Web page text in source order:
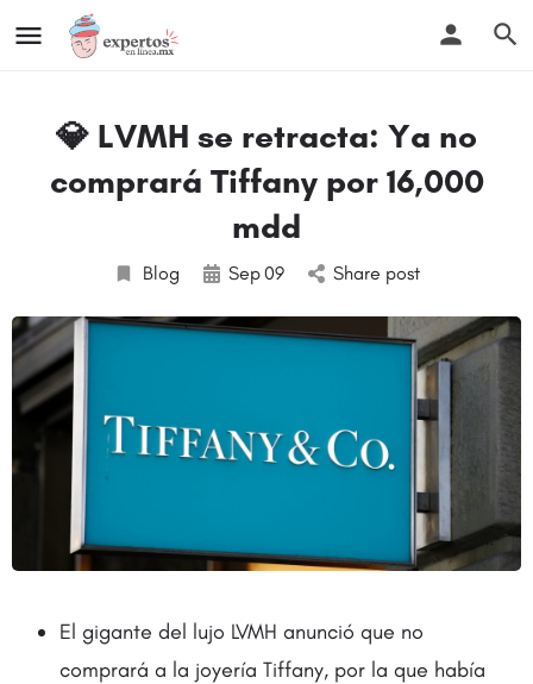
💎 LVMH se retracta: Ya no
comprará Tiffany por 16,000
mdd
Blog Sep09 Share post
El gigante del lujo LVMH anunció que no
comprará a la joyería Tiffany, por la que había